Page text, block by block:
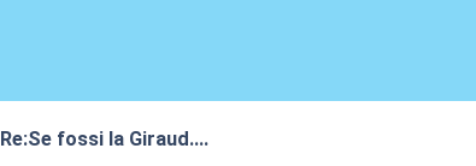
Re:Se fossi la Giraud....